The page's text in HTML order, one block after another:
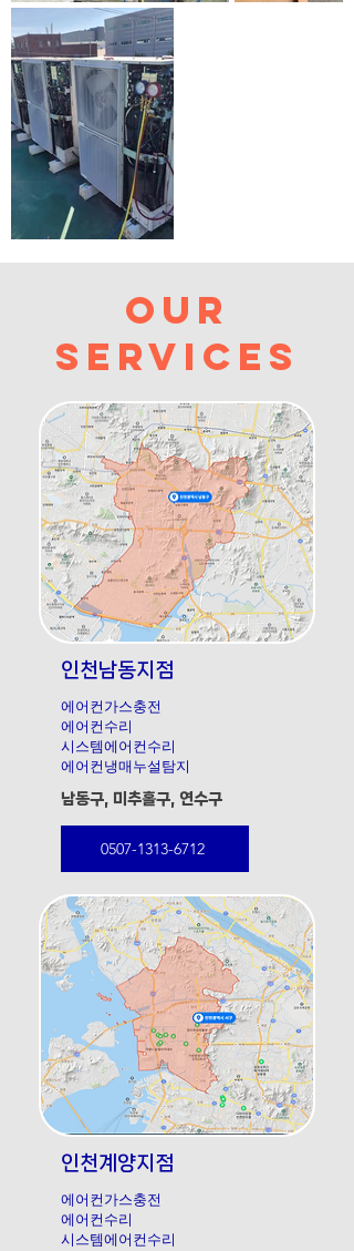
Our
Services
​인천남동지점
에어컨가스충전
에어컨수리
​시스템에어컨수리
에어컨냉매누설탐지
​남동구, 미추홀구, 연수구
0507-1313-6712
인천계양지점
에어컨가스충전
에어컨수리
​시스템에어컨수리